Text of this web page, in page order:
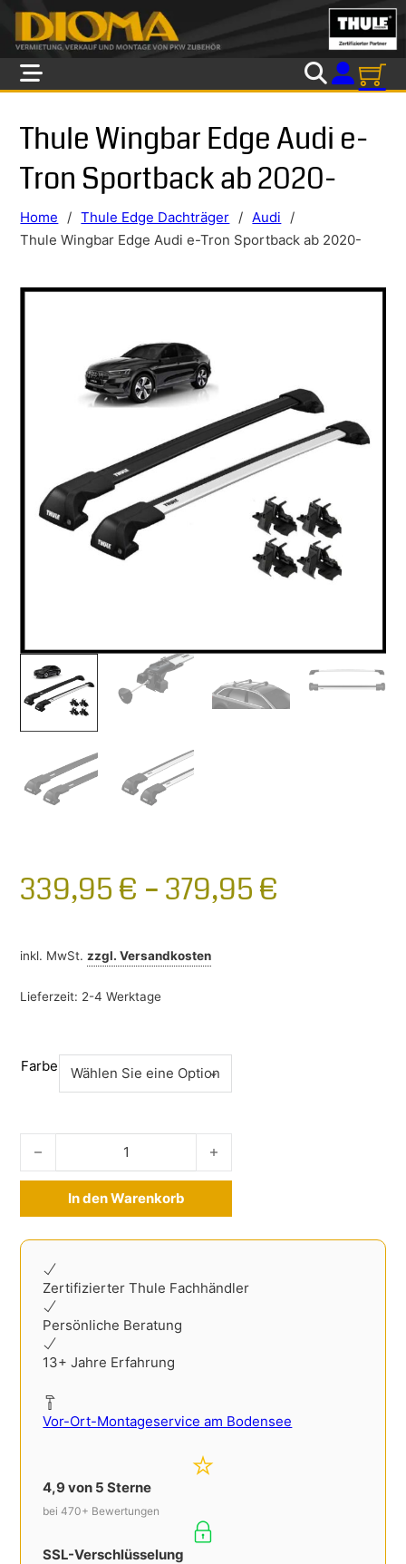
Skip to main content
Skip to footer
Thule Wingbar Edge Audi e-
Tron Sportback ab 2020-
Home / Thule Edge Dachträger / Audi
/
Thule Wingbar Edge Audi e-Tron Sportback ab 2020-
339,95 € – 379,95 €
inkl. MwSt. zzgl.Versandkosten
Lieferzeit: 2-4 Werktage
Farbe
Thule Wingbar Edge Audi e-Tron Sportback ab 2020-
In den Warenkorb
Zertifizierter Thule Fachhändler
Persönliche Beratung
13+ Jahre Erfahrung
Vor-Ort-Montageservice am Bodensee
4,9 von 5 Sterne
bei 470+ Bewertungen
SSL-Verschlüsselung